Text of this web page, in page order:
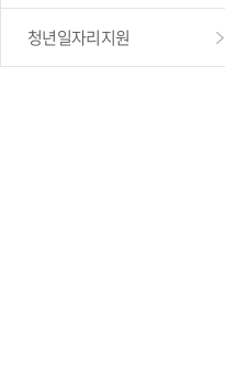
청년일자리지원